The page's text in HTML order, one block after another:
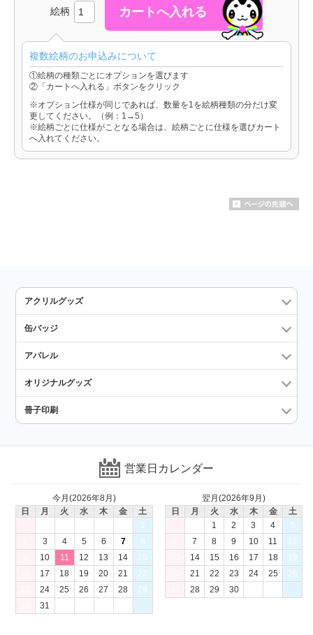
絵柄
複数絵柄のお申込みについて
①絵柄の種類ごとにオプションを選びます
②「カートへ入れる」ボタンをクリック
※オプション仕様が同じであれば、数量を1を絵柄種類の分だけ変
更してください。（例：1→5）
※絵柄ごとに仕様がことなる場合は、絵柄ごとに仕様を選びカート
へ入れてください。
アクリルグッズ
缶バッジ
アパレル
オリジナルグッズ
冊子印刷
営業日カレンダー
今月(2026年8月)
日
月 火 水 木 金
土
1
3 4 5 6 7
8
10 11 12 13 14
15
17 18 19 20 21
22
24 25 26 27 28
29
31
翌月(2026年9月)
日
月 火 水 木 金
土
1
2 3 4
5
7 8 9 10 11
12
14 15 16 17 18
19
21 22 23 24 25
26
28 29 30